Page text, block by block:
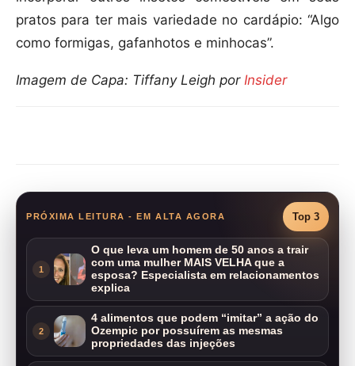
pratos para ter mais variedade no cardápio: “Algo
como formigas, gafanhotos e minhocas”.
Imagem de Capa: Tiffany Leigh por Insider
PRÓXIMA LEITURA - EM ALTA AGORA Top 3
1
O que leva um homem de 50 anos a trair
com uma mulher MAIS VELHA que a
esposa? Especialista em relacionamentos
explica
2
4 alimentos que podem “imitar” a ação do
Ozempic por possuírem as mesmas
propriedades das injeções